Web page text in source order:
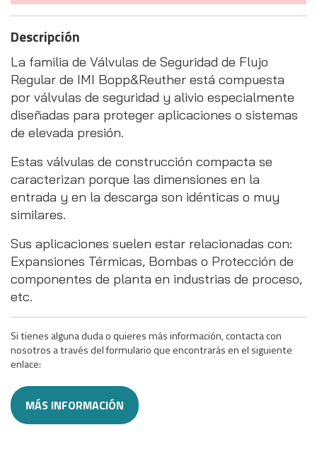
Descripción
La familia de Válvulas de Seguridad de Flujo
Regular de IMI Bopp&Reuther está compuesta
por válvulas de seguridad y alivio especialmente
diseñadas para proteger aplicaciones o sistemas
de elevada presión.
Estas válvulas de construcción compacta se
caracterizan porque las dimensiones en la
entrada y en la descarga son idénticas o muy
similares.
Sus aplicaciones suelen estar relacionadas con:
Expansiones Térmicas, Bombas o Protección de
componentes de planta en industrias de proceso,
etc.
Si tienes alguna duda o quieres más información, contacta con
nosotros a través del formulario que encontrarás en el siguiente
enlace:
MÁS INFORMACIÓN